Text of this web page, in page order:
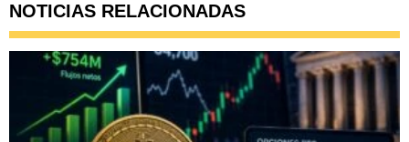
NOTICIAS RELACIONADAS